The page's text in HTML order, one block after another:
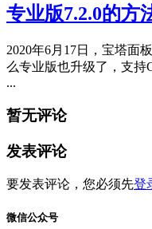
专业版7.2.0的方
2020年6月17日，宝塔面
么专业版也升级了，支持
...
暂无评论
发表评论
要发表评论，您必须先登
微信公众号